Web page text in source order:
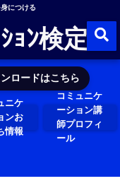
につける
ｮﾝ検定
ロードはこちら
ニケ
ンお
情報
コミュニケ
ーション講
師プロフィ
ール